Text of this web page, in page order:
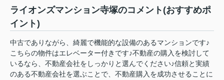
ライオンズマンション寺塚のコメント(おすすめポ
イント)
中古でありながら、綺麗で機能的な設備のあるマンションです♪
こちらの物件はエレベーター付きです♪不動産の購入を検討して
いるなら、不動産会社をしっかりと選んでください♪信頼と実績
のある不動産会社を選ぶことで、不動産購入を成功させることに